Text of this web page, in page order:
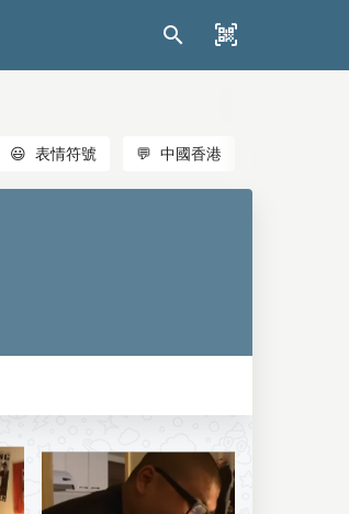
😃 表情符號 💬 中國香港